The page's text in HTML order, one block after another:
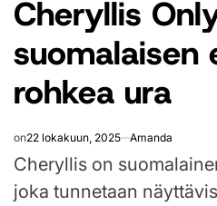
Cheryllis
suomalaisen
rohkea ura
on22 lokakuun, 2025 Amanda
Cheryllis on
joka tunnetaan